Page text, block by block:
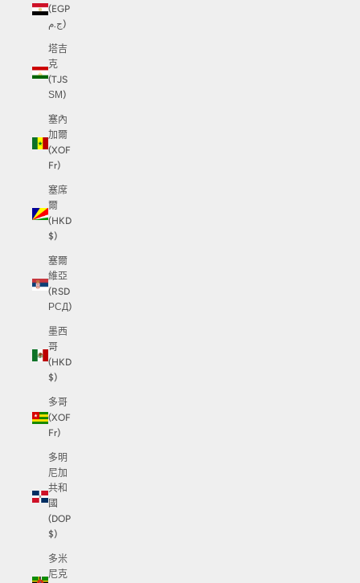
(EGP
ج.م)
塔吉
克
(TJS
ЅМ)
塞內
加爾
(XOF
Fr)
塞席
爾
(HKD
$)
塞爾
維亞
(RSD
РСД)
墨西
哥
(HKD
$)
多哥
(XOF
Fr)
多明
尼加
共和
國
(DOP
$)
多米
尼克